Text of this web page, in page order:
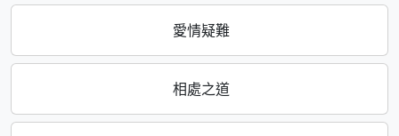
愛情疑難
相處之道